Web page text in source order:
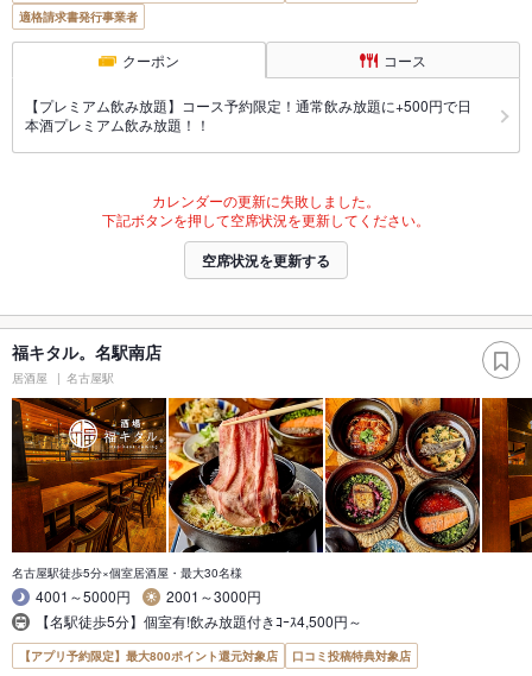
適格請求書発行事業者
クーポン コース
【プレミアム飲み放題】コース予約限定！通常飲み放題に+500円で日
本酒プレミアム飲み放題！！
カレンダーの更新に失敗しました。
下記ボタンを押して空席状況を更新してください。
空席状況を更新する
福キタル。名駅南店
居酒屋 名古屋駅
名古屋駅徒歩5分×個室居酒屋・最大30名様
4001～5000円
2001～3000円
【名駅徒歩5分】個室有!飲み放題付きｺｰｽ4,500円～
【アプリ予約限定】最大800ポイント還元対象店 口コミ投稿特典対象店